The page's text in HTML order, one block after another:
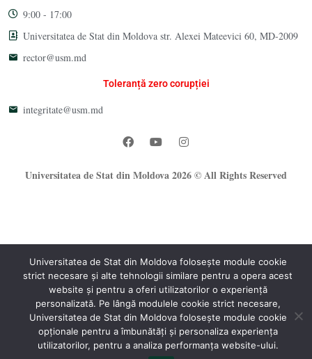
9:00 - 17:00
Universitatea de Stat din Moldova str. Alexei Mateevici 60, MD-2009
rector@usm.md
Toleranță zero corupției
integritate@usm.md
Universitatea de Stat din Moldova 2026 © All Rights Reserved
Oficiul Programare Web al USM®
Universitatea de Stat din Moldova folosește module cookie
strict necesare și alte tehnologii similare pentru a opera acest
website și pentru a oferi utilizatorilor o experiență
personalizată. Pe lângă modulele cookie strict necesare,
Universitatea de Stat din Moldova folosește module cookie
opționale pentru a îmbunătăți și personaliza experiența
utilizatorilor, pentru a analiza performanța website-ului.